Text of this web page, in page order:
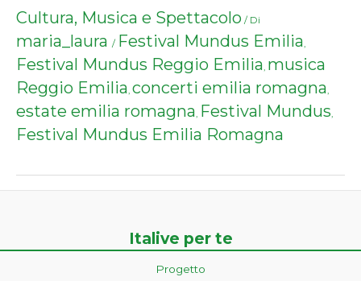
Cultura, Musica e Spettacolo / Di
maria_laura / Festival Mundus Emilia,
Festival Mundus Reggio Emilia, musica
Reggio Emilia, concerti emilia romagna,
estate emilia romagna, Festival Mundus,
Festival Mundus Emilia Romagna
Italive per te
Progetto